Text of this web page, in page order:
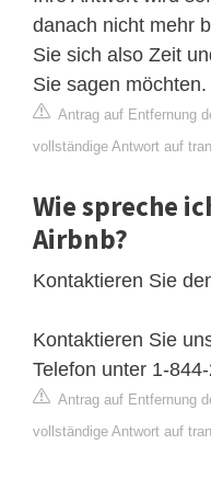
danach nicht mehr
Sie sich also Zeit
Sie sagen möchten.
Antrag auf Entfernung
vollständige Antwort auf
Wie spreche
Airbnb?
Kontaktieren Sie
Kontaktieren Sie
Telefon unter 1-
Antrag auf Entfernung
vollständige Antwort auf